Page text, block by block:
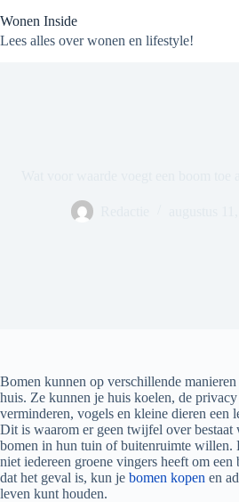
naar
de
Wonen Inside
Lees alles over wonen en lifestyle!
Bomen kunnen op verschillende
huis. Ze kunnen je huis koelen, de
verminderen, vogels en kleine dieren een
Dit is waarom er geen twijfel over bestaat
bomen in hun tuin of buitenruimte willen.
niet iedereen groene vingers heeft om
dat het geval is, kun je bomen kopen en
leven kunt houden.